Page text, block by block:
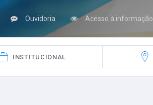
Ouvidoria Acesso à informação
INSTITUCIONAL